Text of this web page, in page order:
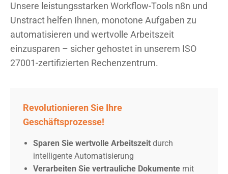
Unsere leistungsstarken Workflow-Tools n8n und
Unstract helfen Ihnen, monotone Aufgaben zu
automatisieren und wertvolle Arbeitszeit
einzusparen – sicher gehostet in unserem ISO
27001-zertifizierten Rechenzentrum.
Revolutionieren Sie Ihre
Geschäftsprozesse!
Sparen Sie wertvolle Arbeitszeit durch
intelligente Automatisierung
Verarbeiten Sie vertrauliche Dokumente mit